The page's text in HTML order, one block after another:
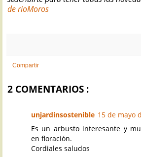
de rioMoros
Compartir
2 COMENTARIOS :
unjardinsostenible 15 de mayo
Es un arbusto interesante y
en floración.
Cordiales saludos